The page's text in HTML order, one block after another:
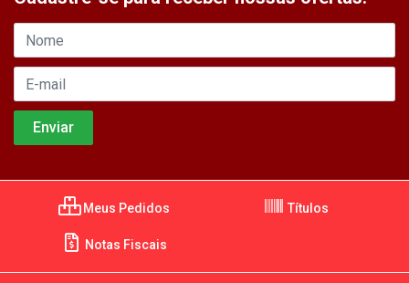
Meus Pedidos Títulos
Notas Fiscais